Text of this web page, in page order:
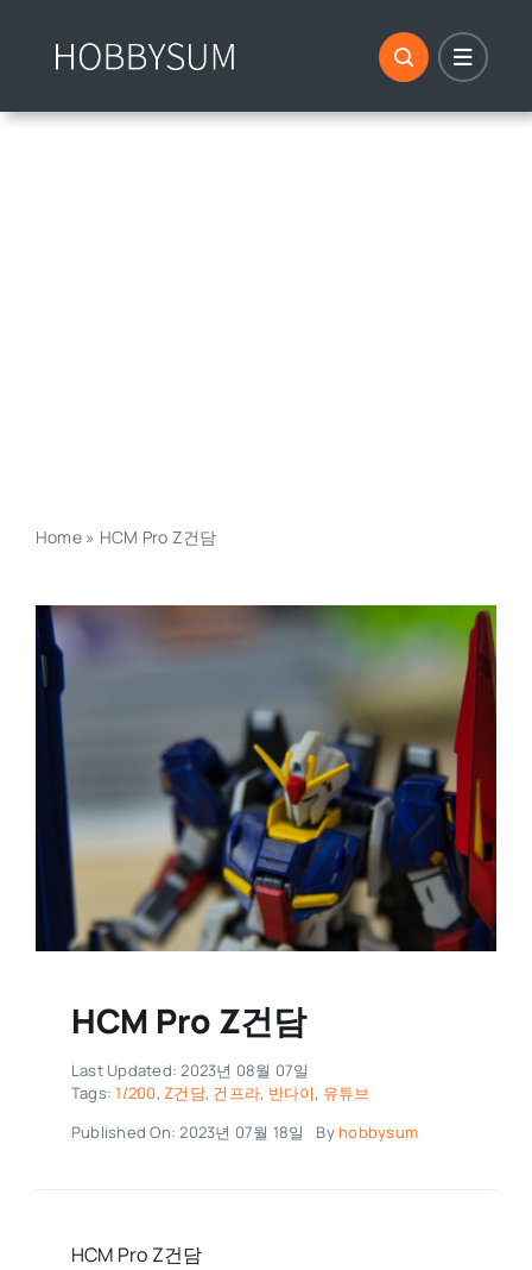
로
Home» HCM Pro Z건담
HCM Pro Z건담
Last Updated: 2023년 08월 07일
Tags:1/200,Z건담, 건프라, 반다이, 유튜브
Published On: 2023년 07월 18일
By hobbysum
HCM Pro Z건담